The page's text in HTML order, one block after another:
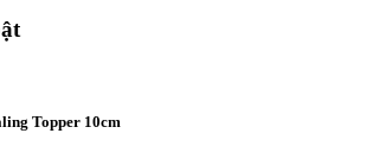
Topper 10cm